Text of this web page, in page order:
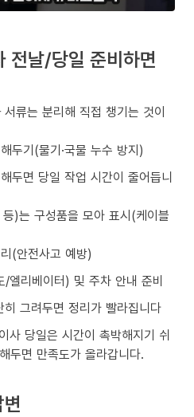
전날/당일 준비하면
류는 분리해 직접 챙기는 것이
두기(물기·국물 누수 방지)
두면 당일 작업 시간이 줄어듭니
)는 구성품을 모아 표시(케이블
(안전사고 예방)
엘리베이터) 및 주차 안내 준비
그려두면 정리가 빨라집니다
사 당일은 시간이 촉박해지기 쉬
두면 만족도가 올라갑니다.